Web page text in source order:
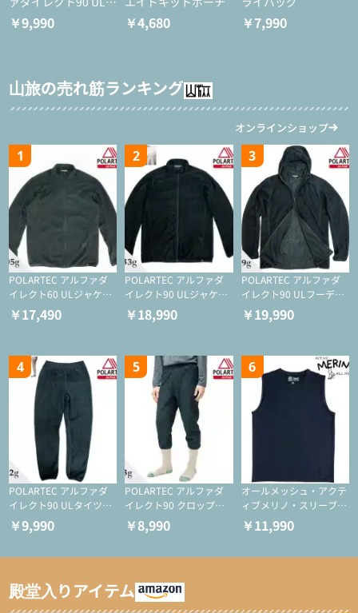
イツ
￥9,990 ￥4,680 ￥7,990
山旅の売れ筋ランキング
オンラインショップ
1
POLARTEC アルファダ
イレクト60 ULジャケッ
ト（登山/ミドルレイヤ
ー/化繊ジャケット）
￥17,490
2
POLARTEC アルファダ
イレクト90 ULジャケッ
ト（アクティブインサレ
ーション/ミドルレイヤ
￥18,990
3
POLARTEC アルファダ
イレクト90 ULフーディ
（アクティブインサレー
ション/ミドルレイヤー/
￥19,990
4
POLARTEC アルファダ
イレクト90 ULタイツ
（アクティブインサレー
ション/テント泊用パジ
￥9,990
5
POLARTEC アルファダ
イレクト90 クロップド
ULタイツ（アクティブ
インサレーション/テン
￥8,990
6
オールメッシュ・アクテ
ィブメリノ・スリーブレ
ス
￥11,990
殿堂入りアイテム